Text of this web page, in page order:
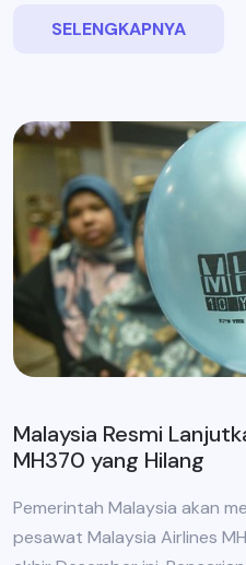
SELENGKAPNYA
Malaysia Resmi
MH370 yang Hilang
Pemerintah Malaysia akan
pesawat Malaysia Airlines